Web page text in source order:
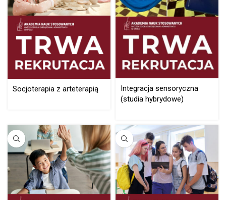
Socjoterapia z arteterapią
Integracja sensoryczna
(studia hybrydowe)